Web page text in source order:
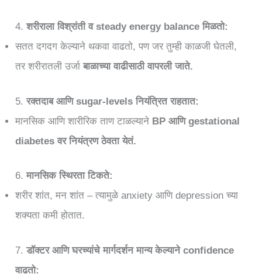
4.शरीराला विश्रांती व steady energy balance मिळतो:
सतत दगदग केल्याने थकवा वाढतो, पण जर तुम्ही काळजी घेतली,
तर शरीरातली उर्जाबाळाच्या वाढीसाठी वापरली जाते.
5.रक्तदाब आणि sugar-levels नियंत्रित राहतात:
मानसिक आणि शारीरिक ताण टाळल्याने BP आणि gestational
diabetes वर नियंत्रण ठेवता येतं.
6.मानसिक स्थिरता टिकते:
शरीर शांत, मन शांत – त्यामुळे anxiety आणि depression च्या
शक्यता कमी होतात.
7.डॉक्टर आणि घरच्यांचे मार्गदर्शन मान्य केल्याने confidence
वाढतो: